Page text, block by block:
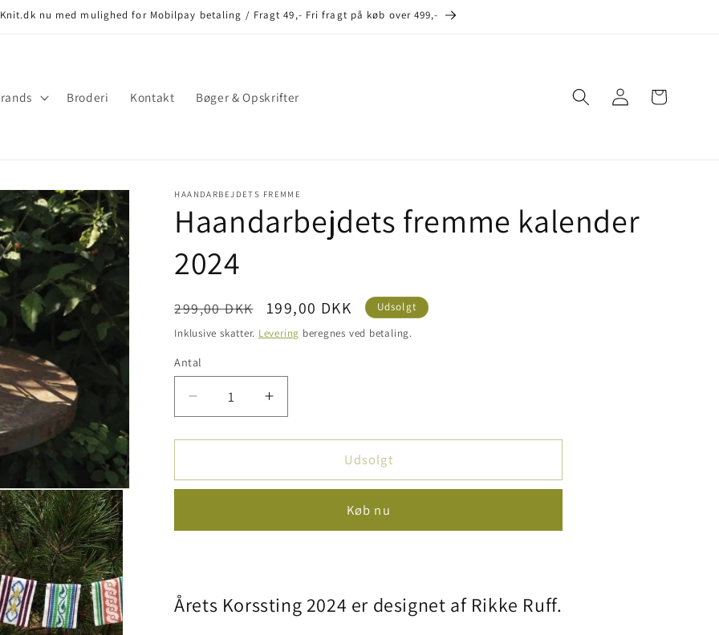
nu med mulighed for Mobilpay betaling / Fragt 49,- Fri fragt på køb over 499,-
Broderi Kontakt Bøger & Opskrifter
Log
ind
Indkøbskurv
HAANDARBEJDETS FREMME
Haandarbejdets fremme kalender
2024
Normalpris
299,00 DKK Udsalgspris
199,00 DKK
Udsolgt
Inklusive skatter. Levering beregnes ved betaling.
Antal
Reducer
antallet
for
fremme
Øg
antallet
for
Haandarbejdets
fremme
Udsolgt
Køb nu
Årets Korssting 2024 er designet af Rikke Ruff.